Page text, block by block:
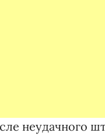
неудачного